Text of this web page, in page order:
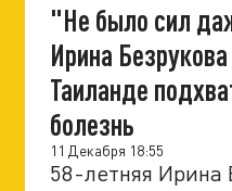
"Не было сил
Ирина
Таиланде
болезнь
11 Декабря 18:55
58-летняя Ирина